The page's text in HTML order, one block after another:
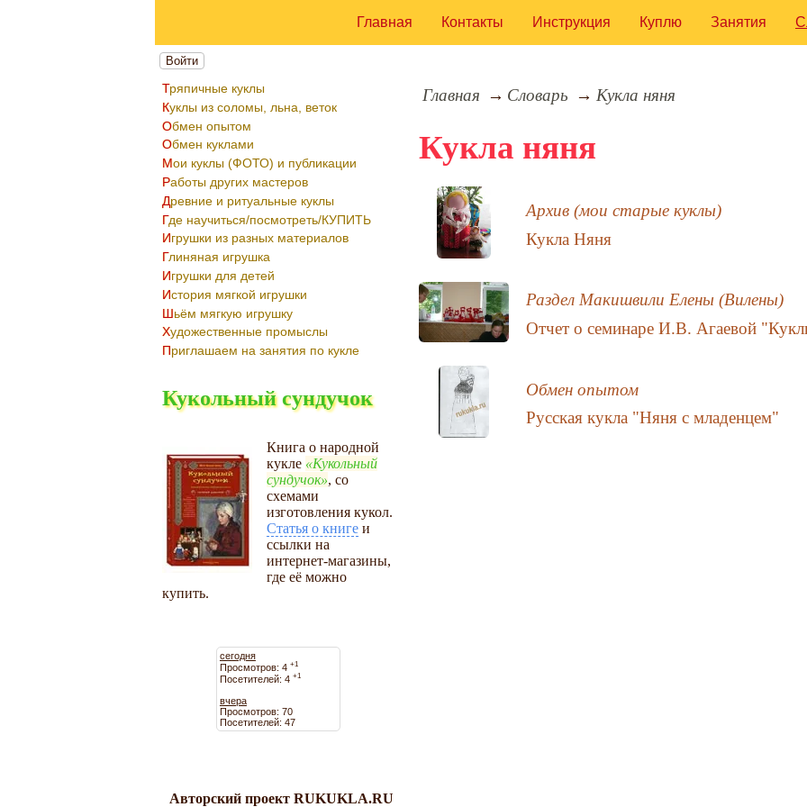
Главная Контакты Инструкция Куплю Занятия
Войти
Тряпичные куклы
Куклы из соломы, льна, веток
Обмен опытом
Обмен куклами
Мои куклы (ФОТО) и публикации
Работы других мастеров
Древние и ритуальные куклы
Где научиться/посмотреть/КУПИТЬ
Игрушки из разных материалов
Глиняная игрушка
Игрушки для детей
История мягкой игрушки
Шьём мягкую игрушку
Художественные промыслы
Приглашаем на занятия по кукле
Кукольный сундучок
Книга о народной
кукле
Кукольный
сундучок , со
схемами
изготовления кукол.
Статья о книге и
ссылки на
интернет-магазины,
где её можно
купить.
сегодня
Просмотров: 4 +1
Посетителей: 4 +1
вчера
Просмотров: 70
Посетителей: 47
Главная Словарь Кукла няня
Кукла няня
Архив (мои старые куклы)
Кукла Няня
Раздел Макишвили Елены (Вилены)
Отчет о семинаре И.В. Агаевой
Обмен опытом
Русская кукла "Няня с младенцем"
Авторский проект RUKUKLA.RU